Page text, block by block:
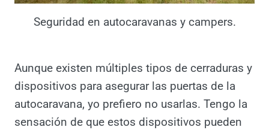
Seguridad en autocaravanas y campers.